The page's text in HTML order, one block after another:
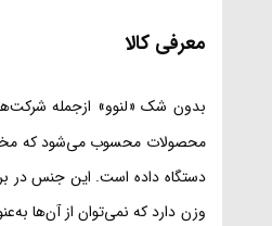
معرفی کالا
بدون شک «لنوو» ازجمله
محصولات محسوب می‌شود که
وزن دارد که نمی‌توان از آن‌ها